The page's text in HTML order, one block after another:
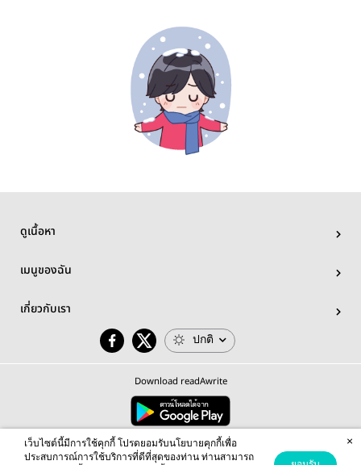
ดูเนื้อหา
เมนูของฉัน
เกี่ยวกับเรา
ปกติ
Download readAwrite
© 2026 readAwrite.com by MEB Corporation Public Company Limited
This site is protected by reCAPTCHA and the Google Privacy Policy Terms of Serviceapply.
เว็บไซต์นี้มีการใช้คุกกี้ โปรดยอมรับนโยบายคุกกี้เพื่อ
ประสบการณ์การใช้บริการที่ดีที่สุดของท่าน ท่านสามารถ
×